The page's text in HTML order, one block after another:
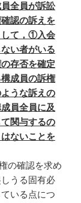
全員が訴訟
認の訴えを
して，①入会
い者がいる
存否を確定
成員の訴権
うな訴えの
員全員に及
関与するの
ないことを
の確認を求め
うる固有必
いる点につ